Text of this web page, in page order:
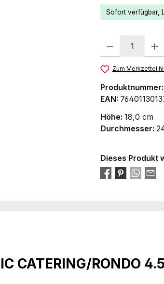
Sofort verfügbar,
Zum Merkzettel
Produktnummer:
EAN:
Höhe: 18,0 cm
Durchmesser:
Dieses Produkt
CATERING/RONDO